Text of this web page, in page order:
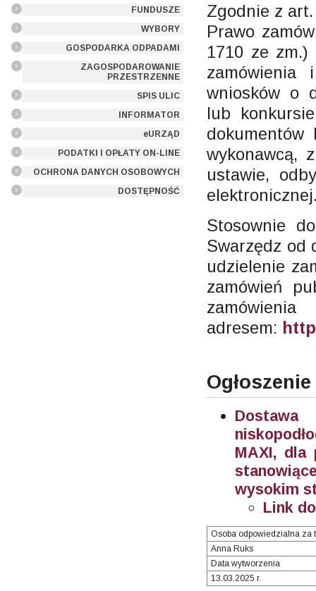
FUNDUSZE
WYBORY
GOSPODARKA ODPADAMI
ZAGOSPODAROWANIE
PRZESTRZENNE
SPIS ULIC
INFORMATOR
eURZĄD
PODATKI I OPŁATY ON-LINE
OCHRONA DANYCH OSOBOWYCH
DOSTĘPNOŚĆ
Zgodnie z
Prawo
1710 ze
wniosków o
lub
wykonawcą,
ustawie,
Stosownie
Swarzędz od
udzielenie
zamówień
adresem:
MAXI, dla
wysokim
Link
Osoba odpowiedzialna za
Anna Ruks
Data wytworzenia
13.03.2025 r.